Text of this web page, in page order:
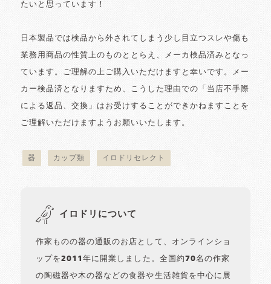
たいと思っています！
日本製品では検品から外されてしまう少し目立つスレや傷も
業務用商品の性質上のものととらえ、メーカ検品済みとなっ
ています。ご理解の上ご購入いただけますと幸いです。メー
カー検品済となりますため、こうした理由での「当店不手際
による返品、交換」はお受けすることができかねますことを
ご理解いただけますようお願いいたします。
器 カップ類 イロドリセレクト
イロドリについて
作家ものの器の通販のお店として、オンラインショ
ップを2011年に開業しました。全国約70名の作家
の陶磁器や木の器などの食器や生活雑貨を中心に展